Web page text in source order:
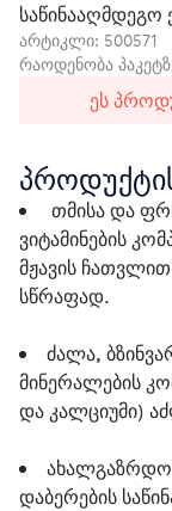
საწინააღმდეგო
არტიკლი: 500571
რაოდენობა
ეს
თმისა და
ვიტამინების
მჟავის
სწრაფად.
ძალა,
მინერალების
და კალციუმი)
დაბერების